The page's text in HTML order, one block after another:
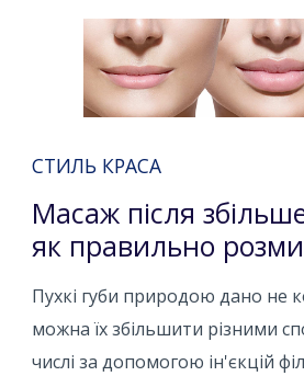
СТИЛЬ КРАСА
Масаж після
як правильно
Пухкі губи природою дано не
можна їх збільшити різними
числі за допомогою ін'єкцій